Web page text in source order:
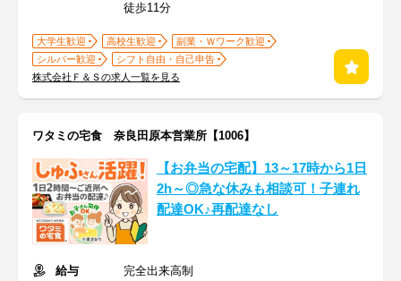
徒歩11分
大学生歓迎 高校生歓迎
副業・Ｗワーク歓迎
シルバー歓迎
シフト自由・自己申告
株式会社Ｆ＆Ｓの求人一覧を見る
ワタミの宅食 奈良田原本営業所【1006】
【お弁当の宅配】13～17時から1日
2h～◎急な休みも相談可！子連れ
配達OK♪再配達なし
給与
完全出来高制